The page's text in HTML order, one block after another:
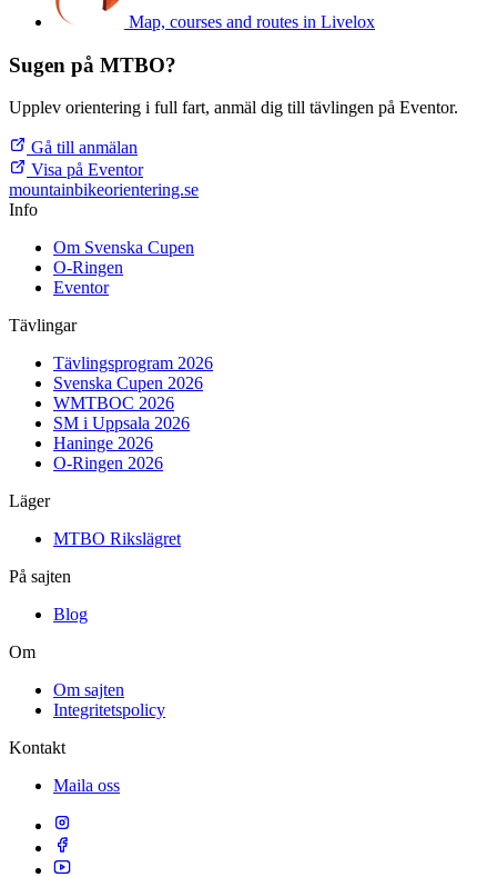
Map, courses and routes in Livelox
Sugen på MTBO?
Upplev orientering i full fart, anmäl dig till tävlingen på Eventor.
Gå till anmälan
Visa på Eventor
mountainbikeorientering.se
Info
Om Svenska Cupen
O-Ringen
Eventor
Tävlingar
Tävlingsprogram 2026
Svenska Cupen 2026
WMTBOC 2026
SM i Uppsala 2026
Haninge 2026
O-Ringen 2026
Läger
MTBO Rikslägret
På sajten
Blog
Om
Om sajten
Integritetspolicy
Kontakt
Maila oss